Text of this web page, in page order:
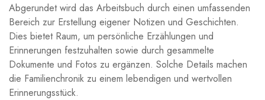
Abgerundet wird das ⁢Arbeitsbuch durch einen umfassenden
Bereich ‍zur Erstellung eigener Notizen ⁣und Geschichten.
Dies bietet Raum, um persönliche Erzählungen und
Erinnerungen festzuhalten sowie durch gesammelte
Dokumente und Fotos zu ergänzen. Solche ⁣Details ‌machen
‍die Familienchronik​ zu einem lebendigen ⁤und wertvollen
Erinnerungsstück.